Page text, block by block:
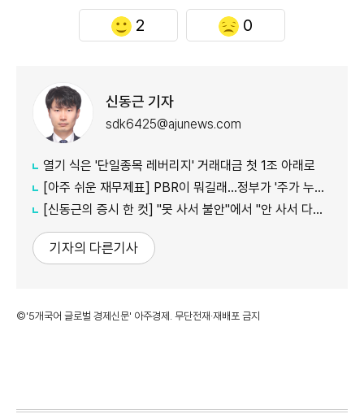
2 0
신동근 기자
sdk6425@ajunews.com
열기 식은 '단일종목 레버리지' 거래대금 첫 1조 아래로
[아주 쉬운 재무제표] PBR이 뭐길래…정부가 '주가 누르기'에 칼 빼든 이유
[신동근의 증시 한 컷] "못 사서 불안"에서 "안 사서 다행"으로…증시 덮친 '조모'
기자의 다른기사
©'5개국어 글로벌 경제신문' 아주경제. 무단전재·재배포 금지